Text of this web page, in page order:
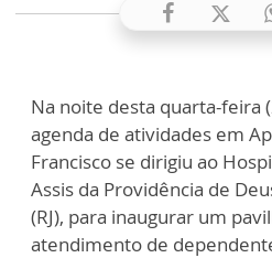
Na noite desta quarta-feira
agenda de atividades em
Francisco se dirigiu ao
Assis da Providência de
(RJ), para inaugurar um
atendimento de